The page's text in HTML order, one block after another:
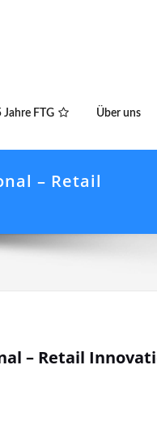
Jahre FTG Über uns
– Retail
– Retail